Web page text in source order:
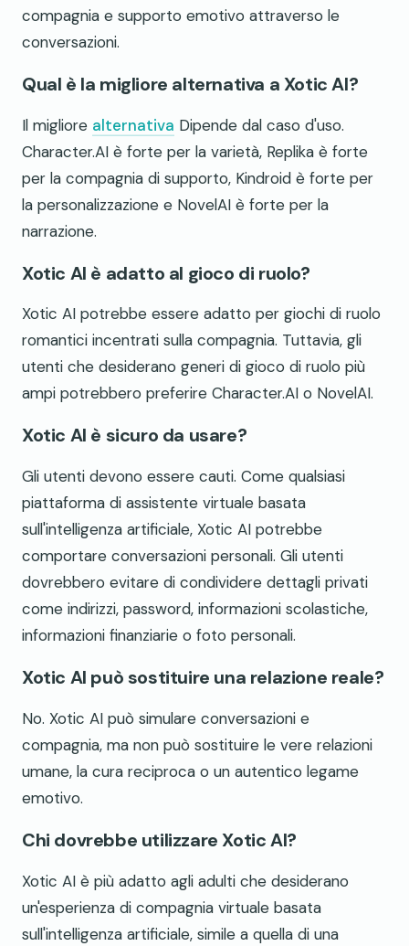
compagnia e supporto emotivo attraverso le
conversazioni.
Qual è la migliore alternativa a Xotic AI?
Il migliore alternativa Dipende dal caso d'uso.
Character.AI è forte per la varietà, Replika è forte
per la compagnia di supporto, Kindroid è forte per
la personalizzazione e NovelAI è forte per la
narrazione.
Xotic AI è adatto al gioco di ruolo?
Xotic AI potrebbe essere adatto per giochi di ruolo
romantici incentrati sulla compagnia. Tuttavia, gli
utenti che desiderano generi di gioco di ruolo più
ampi potrebbero preferire Character.AI o NovelAI.
Xotic AI è sicuro da usare?
Gli utenti devono essere cauti. Come qualsiasi
piattaforma di assistente virtuale basata
sull'intelligenza artificiale, Xotic AI potrebbe
comportare conversazioni personali. Gli utenti
dovrebbero evitare di condividere dettagli privati
come indirizzi, password, informazioni scolastiche,
informazioni finanziarie o foto personali.
Xotic AI può sostituire una relazione reale?
No. Xotic AI può simulare conversazioni e
compagnia, ma non può sostituire le vere relazioni
umane, la cura reciproca o un autentico legame
emotivo.
Chi dovrebbe utilizzare Xotic AI?
Xotic AI è più adatto agli adulti che desiderano
un'esperienza di compagnia virtuale basata
sull'intelligenza artificiale, simile a quella di una